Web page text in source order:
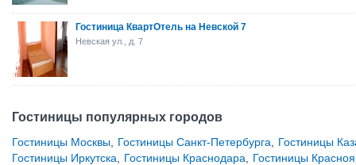
Гостиница КвартОтель на Невской 7
Невская ул., д. 7
Гостиницы популярных городов
Гостиницы Москвы Гостиницы Санкт-Петербурга
Гостиницы
Гостиницы Иркутска
Гостиницы Краснодара Гостиницы